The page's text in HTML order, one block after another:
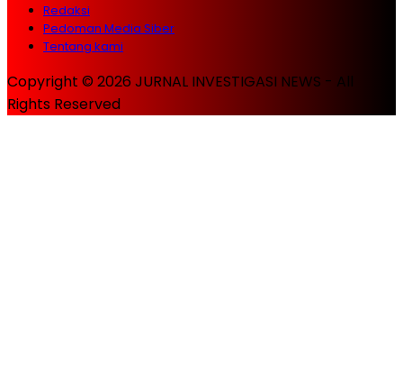
Redaksi
Pedoman Media Siber
Tentang kami
Copyright © 2026 JURNAL INVESTIGASI NEWS - All
Rights Reserved